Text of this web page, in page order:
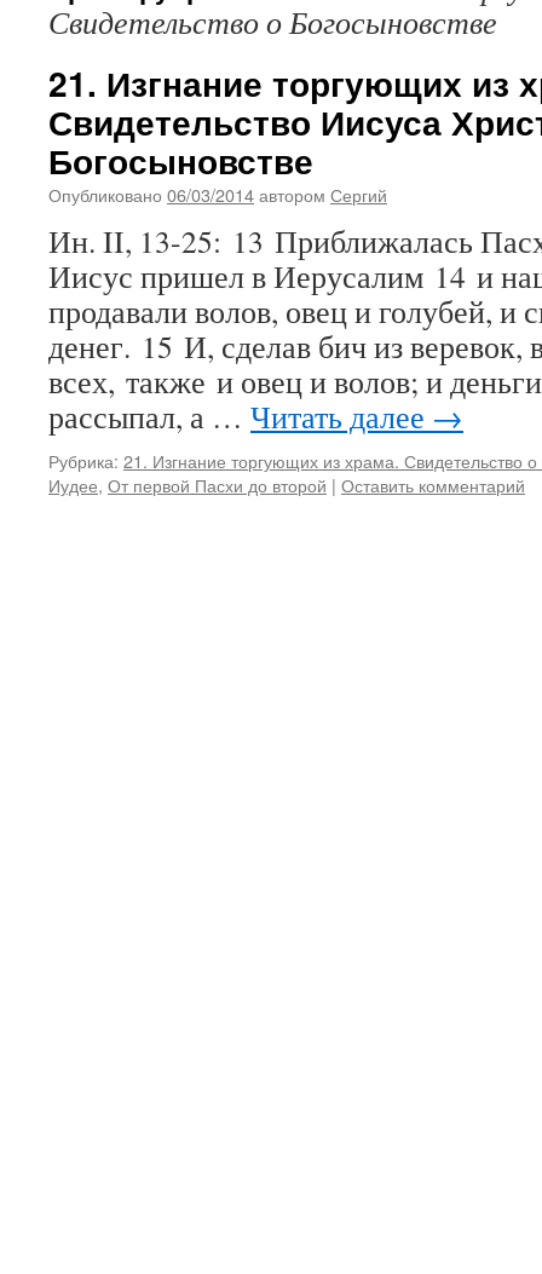
Свидетельство о Богосыновстве
21. Изгнание торгующих из
Свидетельство Иисуса
Богосыновстве
Опубликовано 06/03/2014автором Сергий
Ин. II, 13-25: 13 Приближалась
Иисус пришел в Иерусалим 14 и
продавали волов, овец и голубей, и
денег. 15 И, сделав бич из веревок,
всех, также и овец и волов; и
рассыпал, а … Читать далее →
Рубрика: 21. Изгнание торгующих из храма. Свидетельство о
Иудее, От первой Пасхи до второй | Оставить комментарий